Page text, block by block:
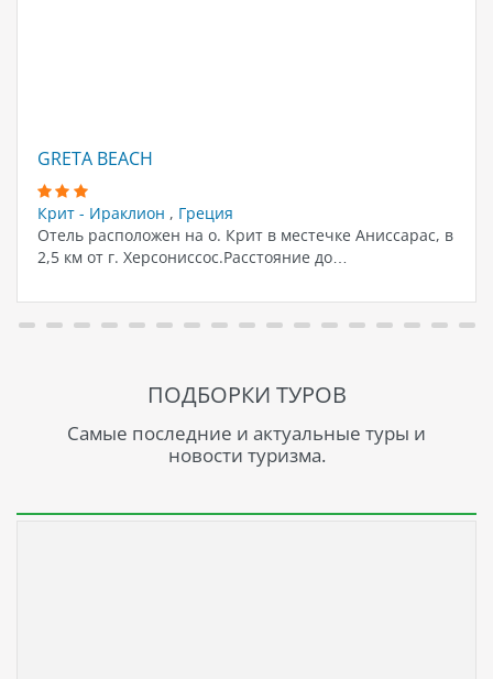
GRETA BEACH
Крит - Ираклион , Греция
Отель расположен на о. Крит в местечке Аниссарас, в
2,5 км от г. Херсониссос.Расстояние до…
ПОДБОРКИ ТУРОВ
Самые последние и актуальные туры и
новости туризма.